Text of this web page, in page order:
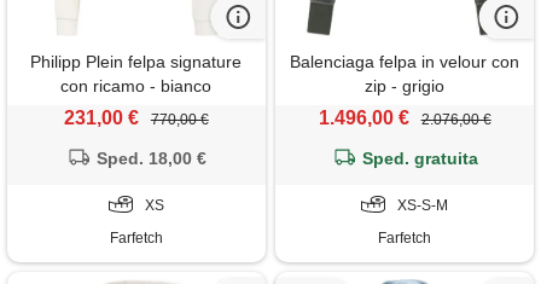
Philipp Plein felpa signature
con ricamo - bianco
231,00 € 770,00 €
Sped. 18,00 €
XS
Farfetch
Balenciaga felpa in velour con
zip - grigio
1.496,00 € 2.076,00 €
Sped. gratuita
XS-S-M
Farfetch